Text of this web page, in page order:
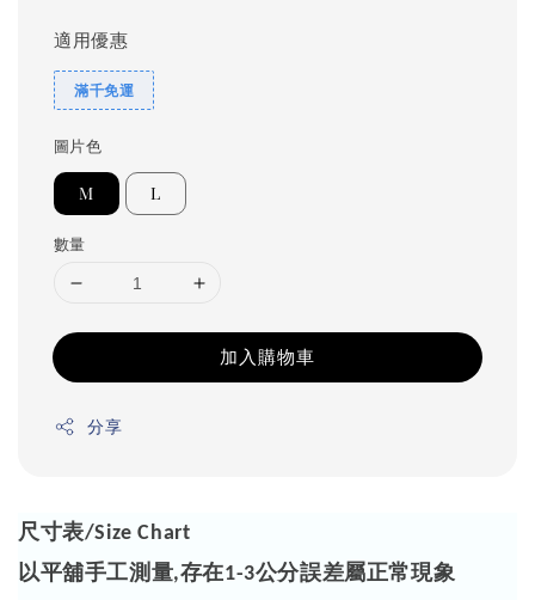
適用優惠
滿千免運
圖片色
M L
數量
加入購物車
分享
尺寸表/Size Chart
以平舖手工測量,存在1-3公分誤差屬正常現象